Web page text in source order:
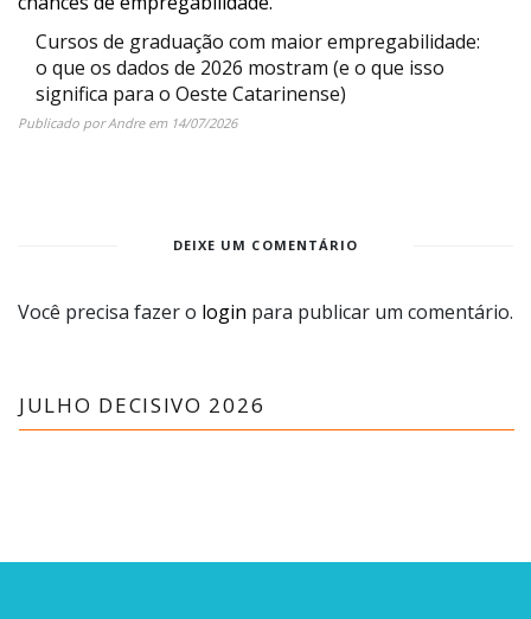
Cursos de graduação com maior empregabilidade:
o que os dados de 2026 mostram (e o que isso
significa para o Oeste Catarinense)
Publicado porAndreem 14/07/2026
DEIXE UM COMENTÁRIO
Você precisa fazer o login para publicar um comentário.
JULHO DECISIVO 2026